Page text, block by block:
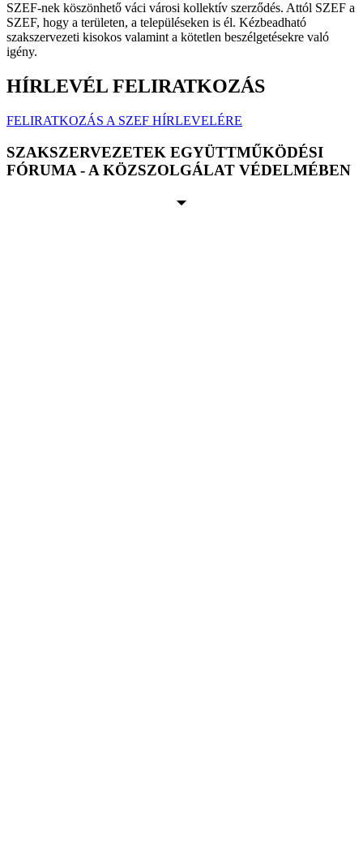
SZEF-nek köszönhető váci városi kollektív szerződés. Attól SZEF a
SZEF, hogy a területen, a településeken is él. Kézbeadható
szakszervezeti kisokos valamint a kötetlen beszélgetésekre való
igény.
HÍRLEVÉL FELIRATKOZÁS
FELIRATKOZÁS A SZEF HÍRLEVELÉRE
SZAKSZERVEZETEK EGYÜTTMŰKÖDÉSI
FÓRUMA - A KÖZSZOLGÁLAT VÉDELMÉBEN